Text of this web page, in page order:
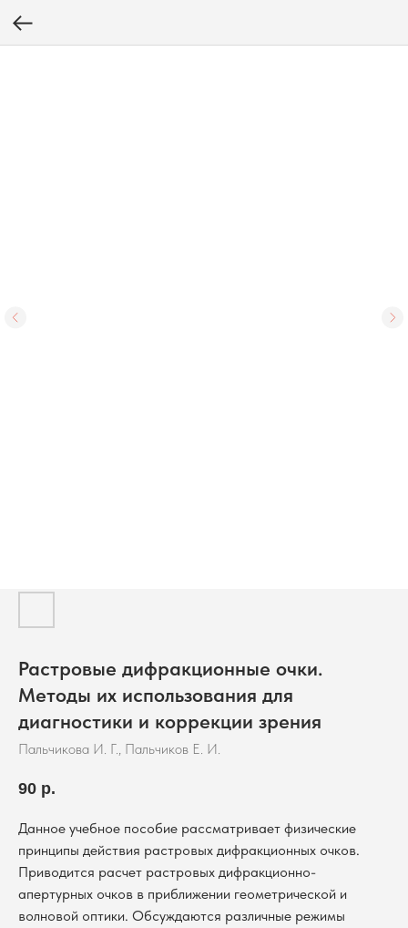
Растровые дифракционные очки.
Методы их использования для
диагностики и коррекции зрения
Пальчикова И. Г., Пальчиков Е. И.
90 р.
Данное учебное пособие рассматривает физические
принципы действия растровых дифракционных очков.
Приводится расчет растровых дифракционно-
апертурных очков в приближении геометрической и
волновой оптики. Обсуждаются различные режимы